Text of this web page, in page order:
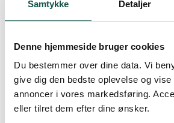
Samtykke Detaljer
Denne hjemmeside bruger cookies
Du bestemmer over dine data. Vi
give dig den bedste oplevelse og vise
annoncer i vores markedsføring.
eller tilret dem efter dine ønsker.
Aftenbuffet med 2 retter
115,-)
Pris pr. person kr. 1.045,- pr
ved min. 10 personer
Alle priser er 2026 priser, vi
for prisændringer